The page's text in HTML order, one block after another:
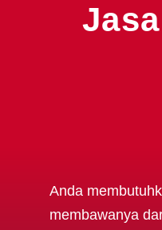
Anda
membawanya